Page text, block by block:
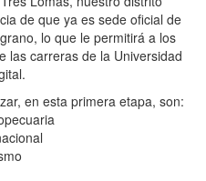
de que ya es sede oficial de
lo que le permitirá a los
las carreras de la Universidad
en esta primera etapa, son: